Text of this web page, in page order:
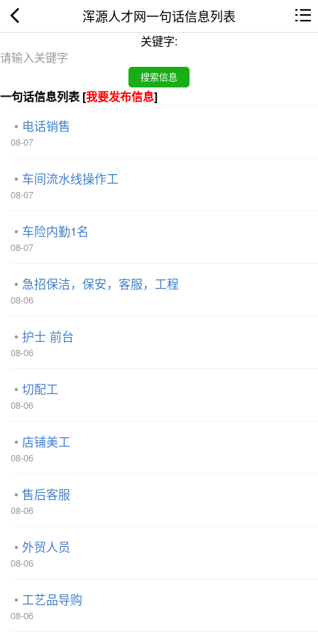
浑源人才网一句话信息列表
关键字:
一句话信息列表 [我要发布信息]
电话销售
08-07
车间流水线操作工
08-07
车险内勤1名
08-07
急招保洁，保安，客服，工程
08-06
护士 前台
08-06
切配工
08-06
店铺美工
08-06
售后客服
08-06
外贸人员
08-06
工艺品导购
08-06